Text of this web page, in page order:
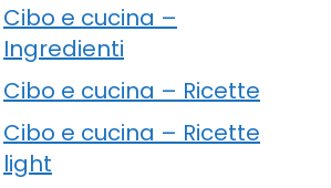
Cibo e cucina –
Ingredienti
Cibo e cucina – Ricette
Cibo e cucina – Ricette
light